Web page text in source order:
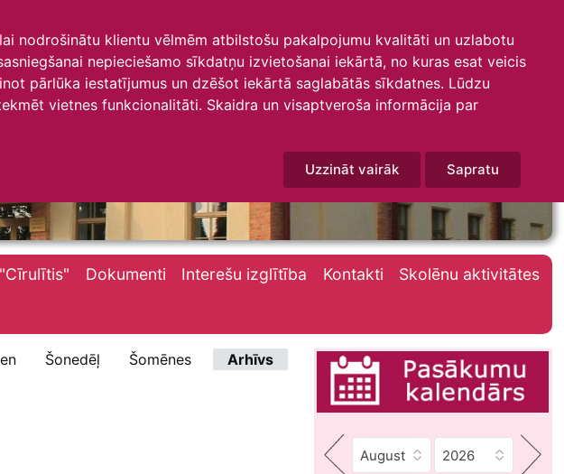
nodrošinātu klientu vēlmēm atbilstošu pakalpojumu kvalitāti un uzlabotu
nepieciešamo sīkdatņu izvietošanai iekārtā, no kuras esat veicis
pārlūka iestatījumus un dzēšot iekārtā saglabātās sīkdatnes. Lūdzu
vietnes funkcionalitāti. Skaidra un visaptveroša informācija par
Uzzināt vairāk Sapratu
Dokumenti Interešu izglītība Kontakti Skolēnu aktivitātes
Šonedēļ Šomēnes Arhīvs